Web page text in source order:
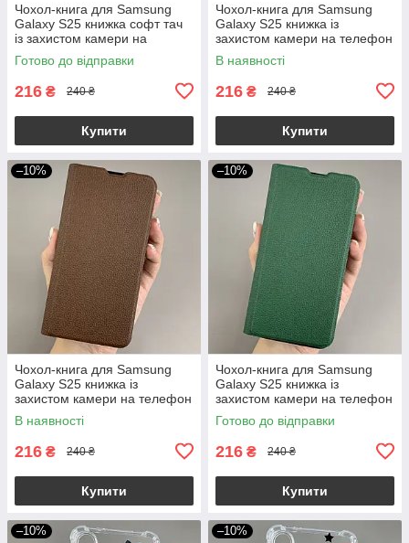
Чохол-книга для Samsung
Galaxy S25 книжка софт тач
із захистом камери на
телефон самсунг с25 бузкова
p8b
Готово до відправки
216 ₴ 240 ₴
Купити
Чохол-книга для Samsung
Galaxy S25 книжка із
захистом камери на телефон
самсунг с25 чорна q01d
В наявності
216 ₴ 240 ₴
Купити
–10%
Чохол-книга для Samsung
Galaxy S25 книжка із
захистом камери на телефон
самсунг с25 коричнева q01d
В наявності
216 ₴ 240 ₴
Купити
–10%
Чохол-книга для Samsung
Galaxy S25 книжка із
захистом камери на телефон
самсунг с25 темно-зелена
q01d
Готово до відправки
216 ₴ 240 ₴
Купити
–10% –10%